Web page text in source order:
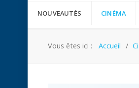
NOUVEAUTÉS CINÉMA
Vous êtes ici : Accueil